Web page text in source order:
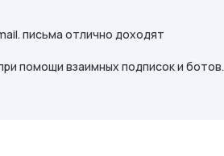
письма отлично доходят
помощи взаимных подписок и ботов.